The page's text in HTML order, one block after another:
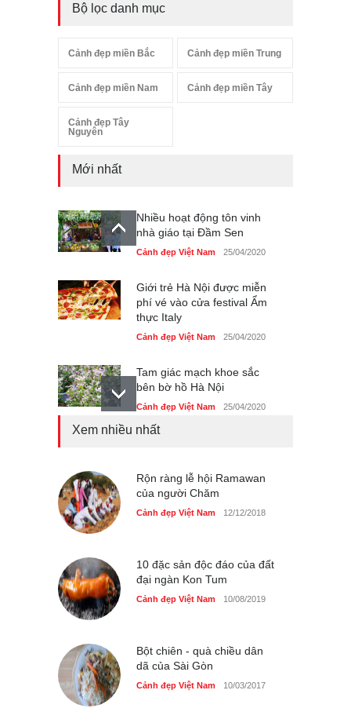
Bộ lọc danh mục
Cảnh đẹp miền Bắc Cảnh đẹp miền Trung
Cảnh đẹp miền Nam Cảnh đẹp miền Tây
Cảnh đẹp Tây
Nguyên
Mới nhất
Nhiều hoạt động tôn vinh
nhà giáo tại Đầm Sen
Cảnh đẹp Việt Nam 25/04/2020
Giới trẻ Hà Nội được miễn
phí vé vào cửa festival Ẩm
thực Italy
Cảnh đẹp Việt Nam 25/04/2020
Tam giác mạch khoe sắc
bên bờ hồ Hà Nội
Cảnh đẹp Việt Nam 25/04/2020
Cảnh đẹp Việt Nam 24/04/2020
Những món ăn đồng quê
Xem nhiều nhất
Rộn ràng lễ hội Ramawan
của người Chăm
Cảnh đẹp Việt Nam 12/12/2018
10 đặc sản độc đáo của đất
đại ngàn Kon Tum
Cảnh đẹp Việt Nam 10/08/2019
Bột chiên - quà chiều dân
dã của Sài Gòn
Cảnh đẹp Việt Nam 10/03/2017